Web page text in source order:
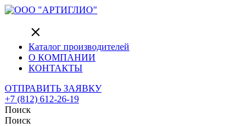
close
Каталог производителей
О КОМПАНИИ
КОНТАКТЫ
ОТПРАВИТЬ ЗАЯВКУ
+7 (812) 612-26-19
Поиск
Поиск